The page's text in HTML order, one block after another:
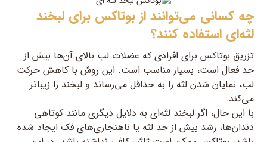
چه کسانی می‌توانند از بوتاکس برای لبخند
لثه‌ای استفاده کنند؟
تزریق بوتاکس برای افرادی که عضلات لب بالای آن‌ها بیش از
حد فعال است، بسیار مناسب است. این روش با کاهش حرکت
لب، نمایان شدن لثه را به حداقل می‌رساند و لبخند را زیباتر
می‌کند.
با این حال، اگر لبخند لثه‌ای به دلایل دیگری مانند کوتاهی
دندان‌ها، رشد بیش از حد لثه یا ناهنجاری‌های فک ایجاد شده